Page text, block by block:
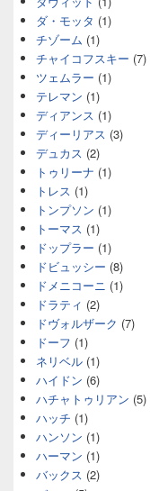
ダ・モッタ (1)
チゾーム (1)
チャイコフスキー (7)
ツェムラー (1)
テレマン (1)
ディアンス (1)
ディーリアス (3)
デュカス (2)
トゥリーナ (1)
トレス (1)
トンプソン (1)
トーマス (1)
ドップラー (1)
ドビュッシー (8)
ドメニコーニ (1)
ドラティ (2)
ドヴォルザーク (7)
ドーフ (1)
ネリベル (1)
ハイドン (6)
ハチャトゥリアン (5)
ハッチ (1)
ハンソン (1)
ハーマン (1)
バックス (2)